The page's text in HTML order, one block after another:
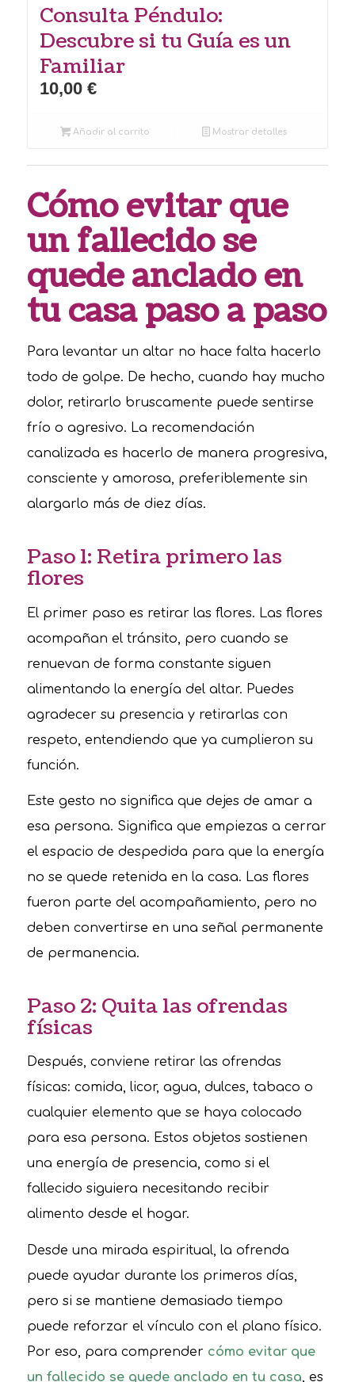
Consulta Péndulo:
Descubre si tu Guía es un
Familiar
10,00 €
Añadir al carrito Mostrar detalles
Cómo evitar que
un fallecido se
quede anclado en
tu casa paso a paso
Para levantar un altar no hace falta hacerlo
todo de golpe. De hecho, cuando hay mucho
dolor, retirarlo bruscamente puede sentirse
frío o agresivo. La recomendación
canalizada es hacerlo de manera progresiva,
consciente y amorosa, preferiblemente sin
alargarlo más de diez días.
Paso 1: Retira primero las
flores
El primer paso es retirar las flores. Las flores
acompañan el tránsito, pero cuando se
renuevan de forma constante siguen
alimentando la energía del altar. Puedes
agradecer su presencia y retirarlas con
respeto, entendiendo que ya cumplieron su
función.
Este gesto no significa que dejes de amar a
esa persona. Significa que empiezas a cerrar
el espacio de despedida para que la energía
no se quede retenida en la casa. Las flores
fueron parte del acompañamiento, pero no
deben convertirse en una señal permanente
de permanencia.
Paso 2: Quita las ofrendas
físicas
Después, conviene retirar las ofrendas
físicas: comida, licor, agua, dulces, tabaco o
cualquier elemento que se haya colocado
para esa persona. Estos objetos sostienen
una energía de presencia, como si el
fallecido siguiera necesitando recibir
alimento desde el hogar.
Desde una mirada espiritual, la ofrenda
puede ayudar durante los primeros días,
pero si se mantiene demasiado tiempo
puede reforzar el vínculo con el plano físico.
Por eso, para comprender cómo evitar que
un fallecido se quede anclado en tu casa, es